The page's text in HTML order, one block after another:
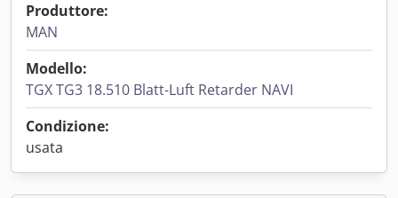
Produttore:
MAN
Modello:
TGX TG3 18.510 Blatt-Luft Retarder NAVI
Condizione:
usata